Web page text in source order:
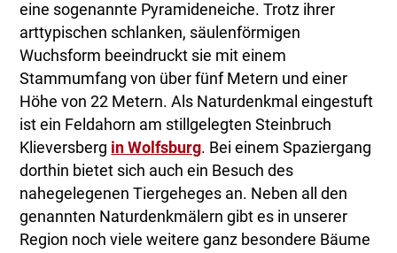
eine sogenannte Pyramideneiche. Trotz ihrer
arttypischen schlanken, säulenförmigen
Wuchsform beeindruckt sie mit einem
Stammumfang von über fünf Metern und einer
Höhe von 22 Metern. Als Naturdenkmal eingestuft
ist ein Feldahorn am stillgelegten Steinbruch
Klieversberg in Wolfsburg. Bei einem Spaziergang
dorthin bietet sich auch ein Besuch des
nahegelegenen Tiergeheges an. Neben all den
genannten Naturdenkmälern gibt es in unserer
Region noch viele weitere ganz besondere Bäume